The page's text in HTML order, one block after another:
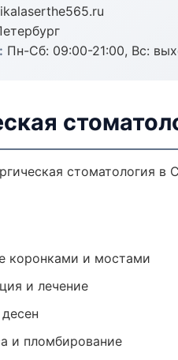
Пн-Сб: 09:00-21:00, Вс:
стоматология в
коронками и мостами
и лечение
и пломбирование